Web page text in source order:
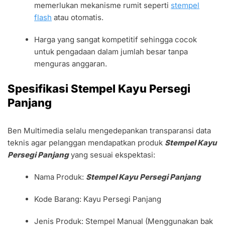
memerlukan mekanisme rumit seperti stempel
flash atau otomatis.
Harga yang sangat kompetitif sehingga cocok
untuk pengadaan dalam jumlah besar tanpa
menguras anggaran.
Spesifikasi Stempel Kayu Persegi
Panjang
Ben Multimedia selalu mengedepankan transparansi data
teknis agar pelanggan mendapatkan produk Stempel Kayu
Persegi Panjangyang sesuai ekspektasi:
Nama Produk: Stempel Kayu Persegi Panjang
Kode Barang: Kayu Persegi Panjang
Jenis Produk: Stempel Manual (Menggunakan bak